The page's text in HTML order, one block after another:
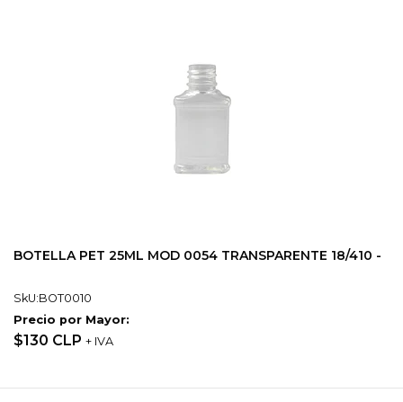
BOTELLA PET 25ML MOD 0054 TRANSPARENTE 18/410 -
SkU:BOT0010
Precio por Mayor:
$130 CLP + IVA